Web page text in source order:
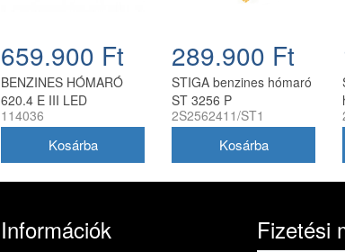
659.900 Ft
BENZINES HÓMARÓ
620.4 E III LED
114036
289.900 Ft
STIGA benzines hómaró
ST 3256 P
2S2562411/ST1
Információk Fizetési